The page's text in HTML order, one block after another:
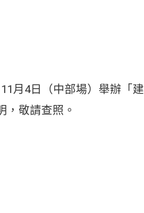
月4日（中部場）舉辦「建
，敬請查照。